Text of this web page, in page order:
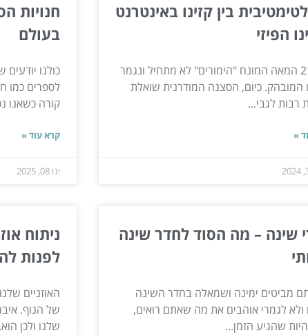
בין קזינו באינטרנט
הפיזי
ב-21st המאה המונח "הימורים" לא מתחיל ונגמר
המובהק. כיום, הסצנה המודרנית שואלת
רבות לגבי...
»
חנויות
בעולם
כולנו
לספרים כמו
קורה כשאנו
קרא עוד »
ינו 08, 2025
שינה – מה הסוד לחדר שינה
מביטים ימינה ושמאלה בחדר השינה
לגמרי אוהבים את מה שאתם רואים,
שהגיע הזמן...
ניתוח
לפנות
האוזניים
של הגוף.
שלנו ולכן